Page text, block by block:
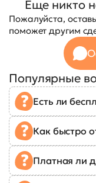
Еще никто
Пожалуйста,
поможет другим
Популярные
Есть ли
Как быстро
Платная ли